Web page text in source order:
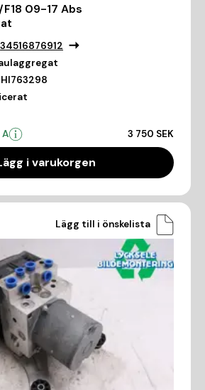
F18 09-17 Abs
34516876912
HI763298
3 750 SEK
i varukorgen
Lägg till i önskelista